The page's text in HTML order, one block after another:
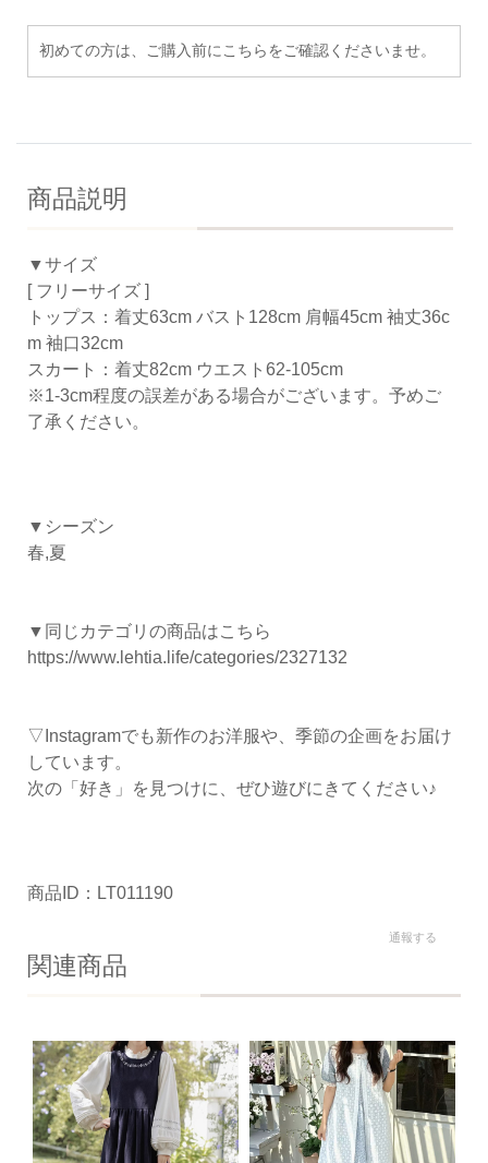
初めての方は、ご購入前にこちらをご確認くださいませ。
商品説明
▼サイズ
[ フリーサイズ ]
トップス：着丈63cm バスト128cm 肩幅45cm 袖丈36c
m 袖口32cm
スカート：着丈82cm ウエスト62-105cm
※1-3cm程度の誤差がある場合がございます。予めご
了承ください。
▼シーズン
春,夏
▼同じカテゴリの商品はこちら
https://www.lehtia.life/categories/2327132
▽Instagramでも新作のお洋服や、季節の企画をお届け
しています。
次の「好き」を見つけに、ぜひ遊びにきてください♪
商品ID：LT011190
通報する
関連商品